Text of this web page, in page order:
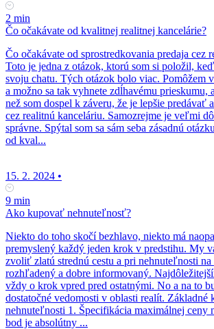
2 min
Čo očakávate od kvalitnej realitnej kancelárie?
Čo očakávate od sprostredkovania predaja cez
Toto je jedna z otázok, ktorú som si položil,
svoju chatu. Tých otázok bolo viac. Pomôžem
a možno sa tak vyhnete zdĺhavému prieskumu,
než som dospel k záveru, že je lepšie predávať
cez realitnú kanceláriu. Samozrejme je veľmi
správne. Spýtal som sa sám seba zásadnú
od kval...
15. 2. 2024 •
9 min
Ako kupovať nehnuteľnosť?
Niekto do toho skočí bezhlavo, niekto má
premyslený každý jeden krok v predstihu. My
zvoliť zlatú strednú cestu a pri nehnuteľnosti
rozhľadený a dobre informovaný.
vždy o krok vpred pred ostatnými. No a na to
dostatočné vedomosti v oblasti realít. Základné
nehnuteľnosti 1. Špecifikácia maximálnej ceny
bod je absolútny ...